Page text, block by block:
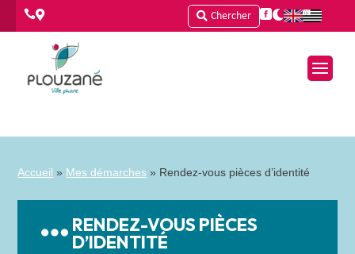
 Chercher  
Accueil » Mes démarches » Rendez-vous pièces d’identité
RENDEZ-VOUS PIÈCES
D’IDENTITÉ